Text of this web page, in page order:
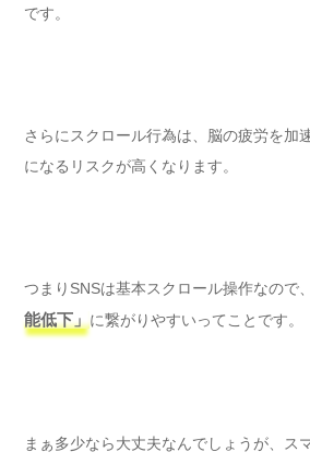
です。
さらにスクロール行為は、脳の疲労を加
になるリスクが高くなります。
つまりSNSは基本スクロール操作なので、
能低下」に繋がりやすいってことです。
まぁ多少なら大丈夫なんでしょうが、ス